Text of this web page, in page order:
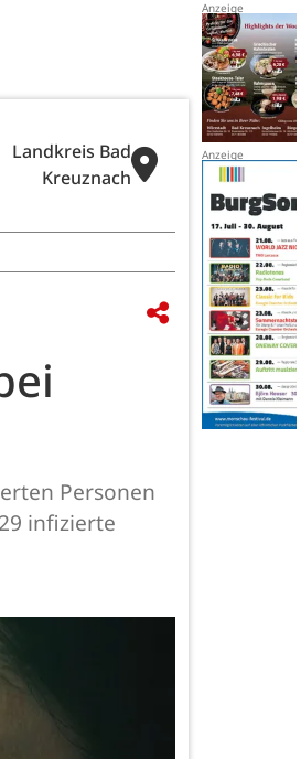
Landkreis Bad
Kreuznach
Personen
infizierte